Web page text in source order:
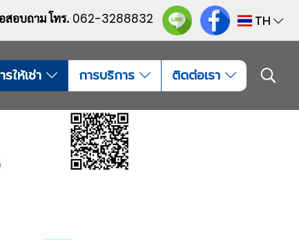
สอบถาม โทร.062-3288832 TH
รให้เช่า การบริการ ติดต่อเรา